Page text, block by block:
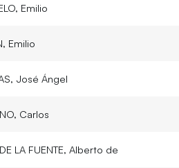
Emilio
Emilio
José Ángel
Carlos
LA FUENTE, Alberto de